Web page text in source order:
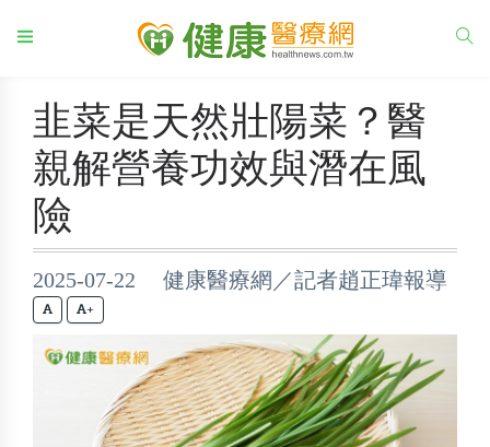
韭菜是天然壯陽菜？醫
親解營養功效與潛在風
險
2025-07-22 健康醫療網／記者趙正瑋報導
+